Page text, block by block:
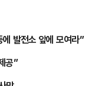
발전소 앞에 모여라”
공”